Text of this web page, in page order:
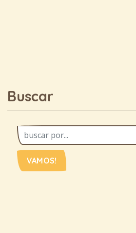
Buscar
VAMOS!